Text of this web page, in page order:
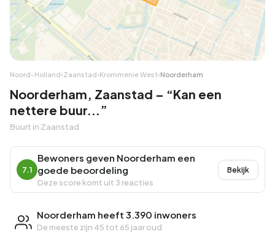
Noord-Holland›Zaanstad›Krommenie West›Noorderham
Noorderham, Zaanstad – “Kan een
nettere buur...”
Buurt in Zaanstad
7.1
Bewoners geven Noorderham een
goede beoordeling
Deze score komt uit 3 reacties
Bekijk
Noorderham heeft 3.390 inwoners
De meeste zijn 45 tot 65 jaar oud